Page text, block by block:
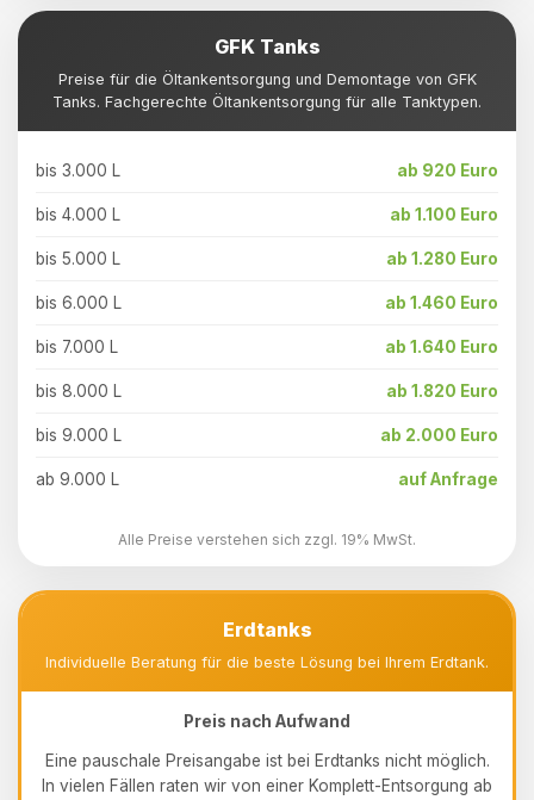
GFK Tanks
Preise für die Öltankentsorgung und Demontage von GFK
Tanks. Fachgerechte Öltankentsorgung für alle Tanktypen.
bis 3.000 L ab 920 Euro
bis 4.000 L ab 1.100 Euro
bis 5.000 L ab 1.280 Euro
bis 6.000 L ab 1.460 Euro
bis 7.000 L ab 1.640 Euro
bis 8.000 L ab 1.820 Euro
bis 9.000 L ab 2.000 Euro
ab 9.000 L auf Anfrage
Alle Preise verstehen sich zzgl. 19% MwSt.
Erdtanks
Individuelle Beratung für die beste Lösung bei Ihrem Erdtank.
Preis nach Aufwand
Eine pauschale Preisangabe ist bei Erdtanks nicht möglich.
In vielen Fällen raten wir von einer Komplett-Entsorgung ab